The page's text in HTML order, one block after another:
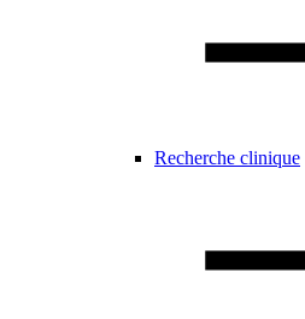
Recherche clinique